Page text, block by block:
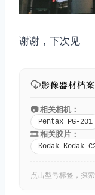
谢谢，下次见
影像器材档案
📷 相关相机：
Pentax PG-201
🎞️ 相关胶片：
Kodak Kodak
点击型号标签，探